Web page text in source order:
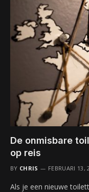
De onmisbare
op reis
BY CHRIS FEBRUARI 13,
Als je een nieuwe